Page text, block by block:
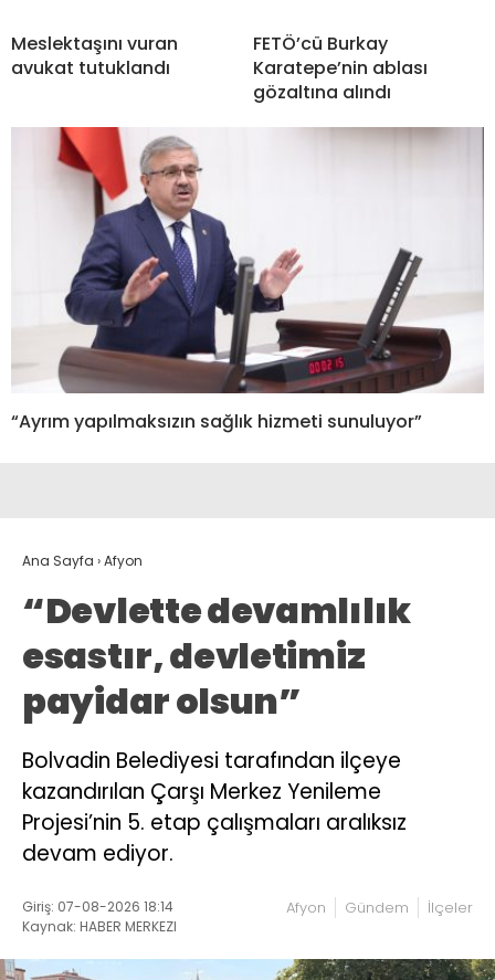
Meslektaşını vuran
avukat tutuklandı
FETÖ’cü Burkay
Karatepe’nin ablası
gözaltına alındı
“Ayrım yapılmaksızın sağlık hizmeti sunuluyor”
Ana Sayfa ›Afyon
“Devlette devamlılık
esastır, devletimiz
payidar olsun”
Bolvadin Belediyesi tarafından ilçeye
kazandırılan Çarşı Merkez Yenileme
Projesi’nin 5. etap çalışmaları aralıksız
devam ediyor.
Giriş: 07-08-2026 18:14
Kaynak: HABER MERKEZI
Afyon Gündem İlçeler